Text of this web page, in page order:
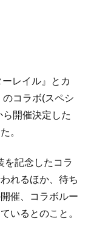
レイル』とカ
コラボ(スペシ
開催決定した
。
記念したコラ
れるほか、待ち
催、コラボルー
いるとのこと。